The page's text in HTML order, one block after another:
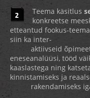
Teema käsitlus
konkreetse
etteantud fookus-
siin ka inter-
aktiivseid
eneseanalüüsi, tööd
kaaslastega ning
kinnistamiseks ja
rakendamiseks